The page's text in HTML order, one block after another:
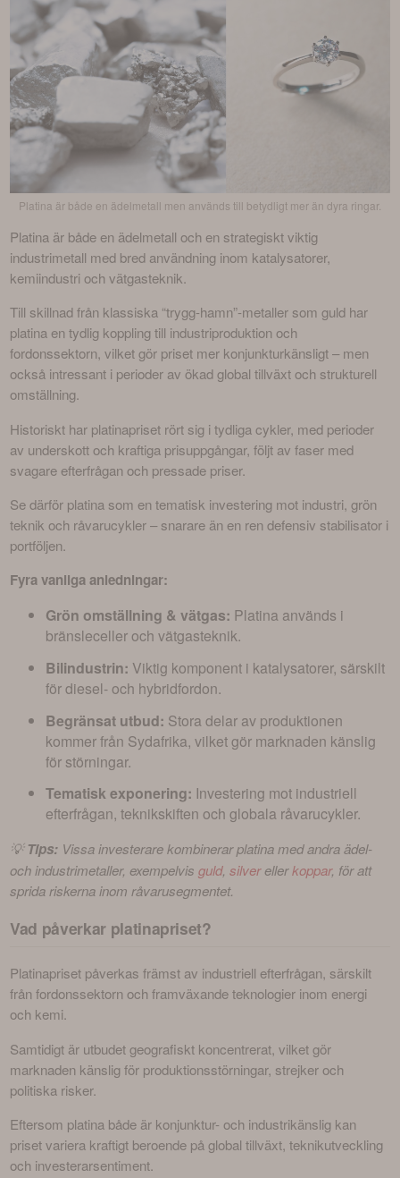
Platina är både en ädelmetall men används till betydligt mer än dyra ringar.
Platina är både en ädelmetall och en strategiskt viktig
industrimetall med bred användning inom katalysatorer,
kemiindustri och vätgasteknik.
Till skillnad från klassiska “trygg-hamn”-metaller som guld har
platina en tydlig koppling till industriproduktion och
fordonssektorn, vilket gör priset mer konjunkturkänsligt – men
också intressant i perioder av ökad global tillväxt och strukturell
omställning.
Historiskt har platinapriset rört sig i tydliga cykler, med perioder
av underskott och kraftiga prisuppgångar, följt av faser med
svagare efterfrågan och pressade priser.
Se därför platina som en tematisk investering mot industri, grön
teknik och råvarucykler – snarare än en ren defensiv stabilisator i
portföljen.
Fyra vanliga anledningar:
Grön omställning & vätgas: Platina används i
bränsleceller och vätgasteknik.
Bilindustrin: Viktig komponent i katalysatorer, särskilt
för diesel- och hybridfordon.
Begränsat utbud: Stora delar av produktionen
kommer från Sydafrika, vilket gör marknaden känslig
för störningar.
Tematisk exponering: Investering mot industriell
efterfrågan, teknikskiften och globala råvarucykler.
💡 Tips: Vissa investerare kombinerar platina med andra ädel-
och industrimetaller, exempelvis guld, silver eller koppar, för att
sprida riskerna inom råvarusegmentet.
Vad påverkar platinapriset?
Platinapriset påverkas främst av industriell efterfrågan, särskilt
från fordonssektorn och framväxande teknologier inom energi
och kemi.
Samtidigt är utbudet geografiskt koncentrerat, vilket gör
marknaden känslig för produktionsstörningar, strejker och
politiska risker.
Eftersom platina både är konjunktur- och industrikänslig kan
priset variera kraftigt beroende på global tillväxt, teknikutveckling
och investerarsentiment.